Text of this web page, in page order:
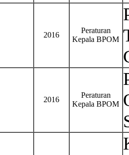
2016
Peraturan
Kepala BPOM
2016
Peraturan
Kepala BPOM